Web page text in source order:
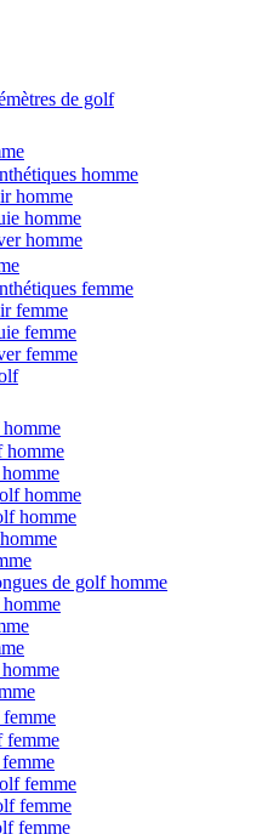
de golf
homme
homme
homme
homme
femme
femme
femme
femme
homme
homme
homme
de golf homme
femme
femme
femme
femme